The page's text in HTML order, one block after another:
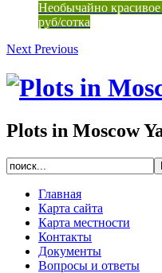
Необычайно
руб/сотка
Next Previous
Plots in Moscow
Главная
Карта сайта
Карта местности
Контакты
Документы
Вопросы и ответы